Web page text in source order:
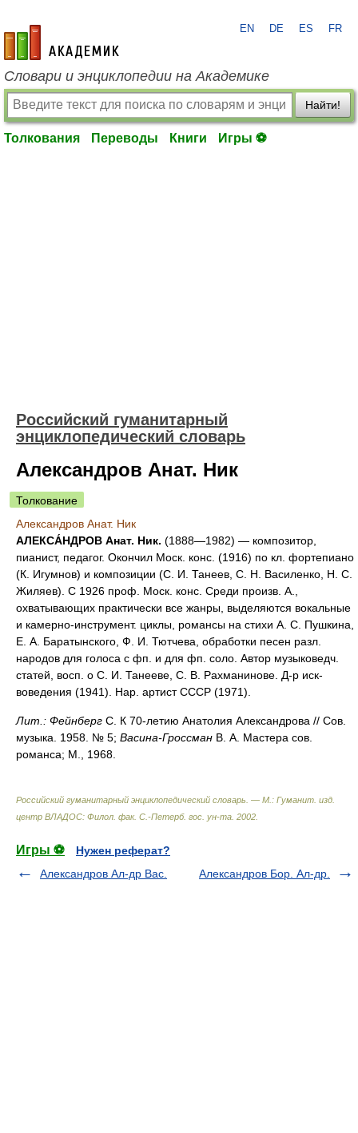
academic.ru
EN DE ES FR
Словари и энциклопедии на Академике
Найти!
Толкования Переводы Книги Игры ⚽
Российский гуманитарный
энциклопедический словарь
Александров Анат. Ник
Толкование
Александров Анат. Ник
АЛЕКСА́НДРОВ Анат. Ник. (1888—1982) — композитор,
пианист, педагог. Окончил Моск. конс. (1916) по кл. фортепиано
(К. Игумнов) и композиции (С. И. Танеев, С. Н. Василенко, Н. С.
Жиляев). С 1926 проф. Моск. конс. Среди произв. А.,
охватывающих практически все жанры, выделяются вокальные
и камерно-инструмент. циклы, романсы на стихи А. С. Пушкина,
Е. А. Баратынского, Ф. И. Тютчева, обработки песен разл.
народов для голоса с фп. и для фп. соло. Автор музыковедч.
статей, восп. о С. И. Танееве, С. В. Рахманинове. Д-р иск-
воведения (1941). Нар. артист СССР (1971).
Лит.: Фейнберг С. К 70-летию Анатолия Александрова // Сов.
музыка. 1958. № 5; Васина-Гроссман В. А. Мастера сов.
романса; М., 1968.
Российский гуманитарный энциклопедический словарь. — М.: Гуманит. изд.
центр ВЛАДОС: Филол. фак. С.-Петерб. гос. ун-та 2002
Игры ⚽
Нужен реферат?
Александров Ал-др Вас.
Александров Бор. Ал-др.